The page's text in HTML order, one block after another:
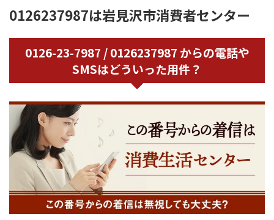
0126237987は岩見沢市消費者センター
0126-23-7987 / 0126237987 からの電話や
SMSはどういった用件？